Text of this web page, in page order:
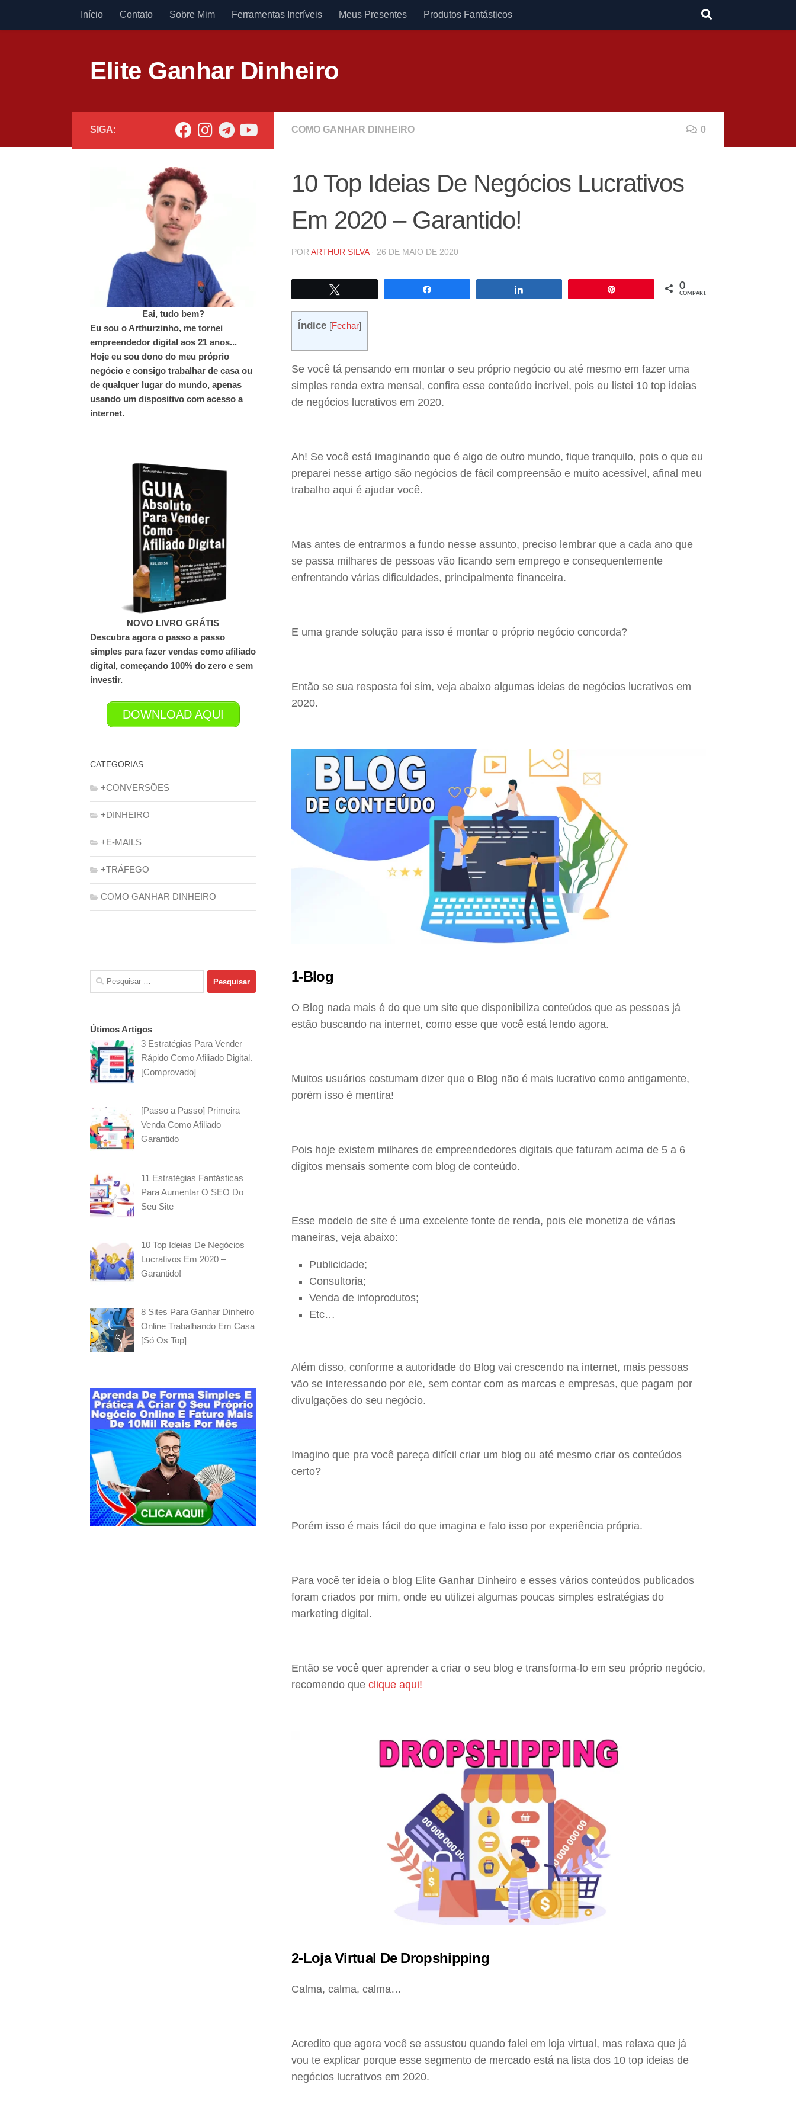
Skip to contentInício Contato Sobre Mim Ferramentas Incríveis Meus Presentes Produtos Fantásticos
Elite Ganhar Dinheiro
COMO GANHAR DINHEIRO 0
10 Top Ideias De Negócios Lucrativos
Em 2020 – Garantido!
POR ARTHUR SILVA · 26 DE MAIO DE 2020
0
COMPART.
Índice [Fechar]
Se você tá pensando em montar o seu próprio negócio ou até mesmo em fazer uma
simples renda extra mensal, confira esse conteúdo incrível, pois eu listei 10 top ideias
de negócios lucrativos em 2020.
Ah! Se você está imaginando que é algo de outro mundo, fique tranquilo, pois o que eu
preparei nesse artigo são negócios de fácil compreensão e muito acessível, afinal meu
trabalho aqui é ajudar você.
Mas antes de entrarmos a fundo nesse assunto, preciso lembrar que a cada ano que
se passa milhares de pessoas vão ficando sem emprego e consequentemente
enfrentando várias dificuldades, principalmente financeira.
E uma grande solução para isso é montar o próprio negócio concorda?
Então se sua resposta foi sim, veja abaixo algumas ideias de negócios lucrativos em
2020.
1-Blog
O Blog nada mais é do que um site que disponibiliza conteúdos que as pessoas já
estão buscando na internet, como esse que você está lendo agora.
Muitos usuários costumam dizer que o Blog não é mais lucrativo como antigamente,
porém isso é mentira!
Pois hoje existem milhares de empreendedores digitais que faturam acima de 5 a 6
dígitos mensais somente com blog de conteúdo.
Esse modelo de site é uma excelente fonte de renda, pois ele monetiza de várias
maneiras, veja abaixo:
Publicidade;
Consultoria;
Venda de infoprodutos;
Etc…
Além disso, conforme a autoridade do Blog vai crescendo na internet, mais pessoas
vão se interessando por ele, sem contar com as marcas e empresas, que pagam por
divulgações do seu negócio.
Imagino que pra você pareça difícil criar um blog ou até mesmo criar os conteúdos
certo?
Porém isso é mais fácil do que imagina e falo isso por experiência própria.
Para você ter ideia o blog Elite Ganhar Dinheiro e esses vários conteúdos publicados
foram criados por mim, onde eu utilizei algumas poucas simples estratégias do
marketing digital.
Então se você quer aprender a criar o seu blog e transforma-lo em seu próprio negócio,
recomendo que clique aqui!
2-Loja Virtual De Dropshipping
Calma, calma, calma…
Acredito que agora você se assustou quando falei em loja virtual, mas relaxa que já
vou te explicar porque esse segmento de mercado está na lista dos 10 top ideias de
negócios lucrativos em 2020.
SIGA:
Eai, tudo bem?
Eu sou o Arthurzinho, me tornei
empreendedor digital aos 21 anos...
Hoje eu sou dono do meu próprio
negócio e consigo trabalhar de casa ou
de qualquer lugar do mundo, apenas
usando um dispositivo com acesso a
internet.
NOVO LIVRO GRÁTIS
Descubra agora o passo a passo
simples para fazer vendas como afiliado
digital, começando 100% do zero e sem
investir.
DOWNLOAD AQUI
CATEGORIAS
+CONVERSÕES
+DINHEIRO
+E-MAILS
+TRÁFEGO
COMO GANHAR DINHEIRO
Pesquisar
por:
Útimos Artigos
3 Estratégias Para Vender
Rápido Como Afiliado Digital.
[Comprovado]
[Passo a Passo] Primeira
Venda Como Afiliado –
Garantido
11 Estratégias Fantásticas
Para Aumentar O SEO Do
Seu Site
10 Top Ideias De Negócios
Lucrativos Em 2020 –
Garantido!
8 Sites Para Ganhar Dinheiro
Online Trabalhando Em Casa
[Só Os Top]